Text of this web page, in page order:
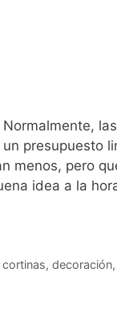
presupuesto
menos, pero
idea a la
cortinas, decoración,